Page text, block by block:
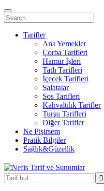
Tarifler
Ana Yemekler
Çorba Tarifleri
Hamur İşleri
Tatlı Tarifleri
İçecek Tarifleri
Salatalar
Sos Tarifleri
Kahvaltılık Tarifler
Turşu Tarifleri
Diğer Tarifler
Ne Pişirsem
Pratik Bilgiler
Sağlık&Güzellik